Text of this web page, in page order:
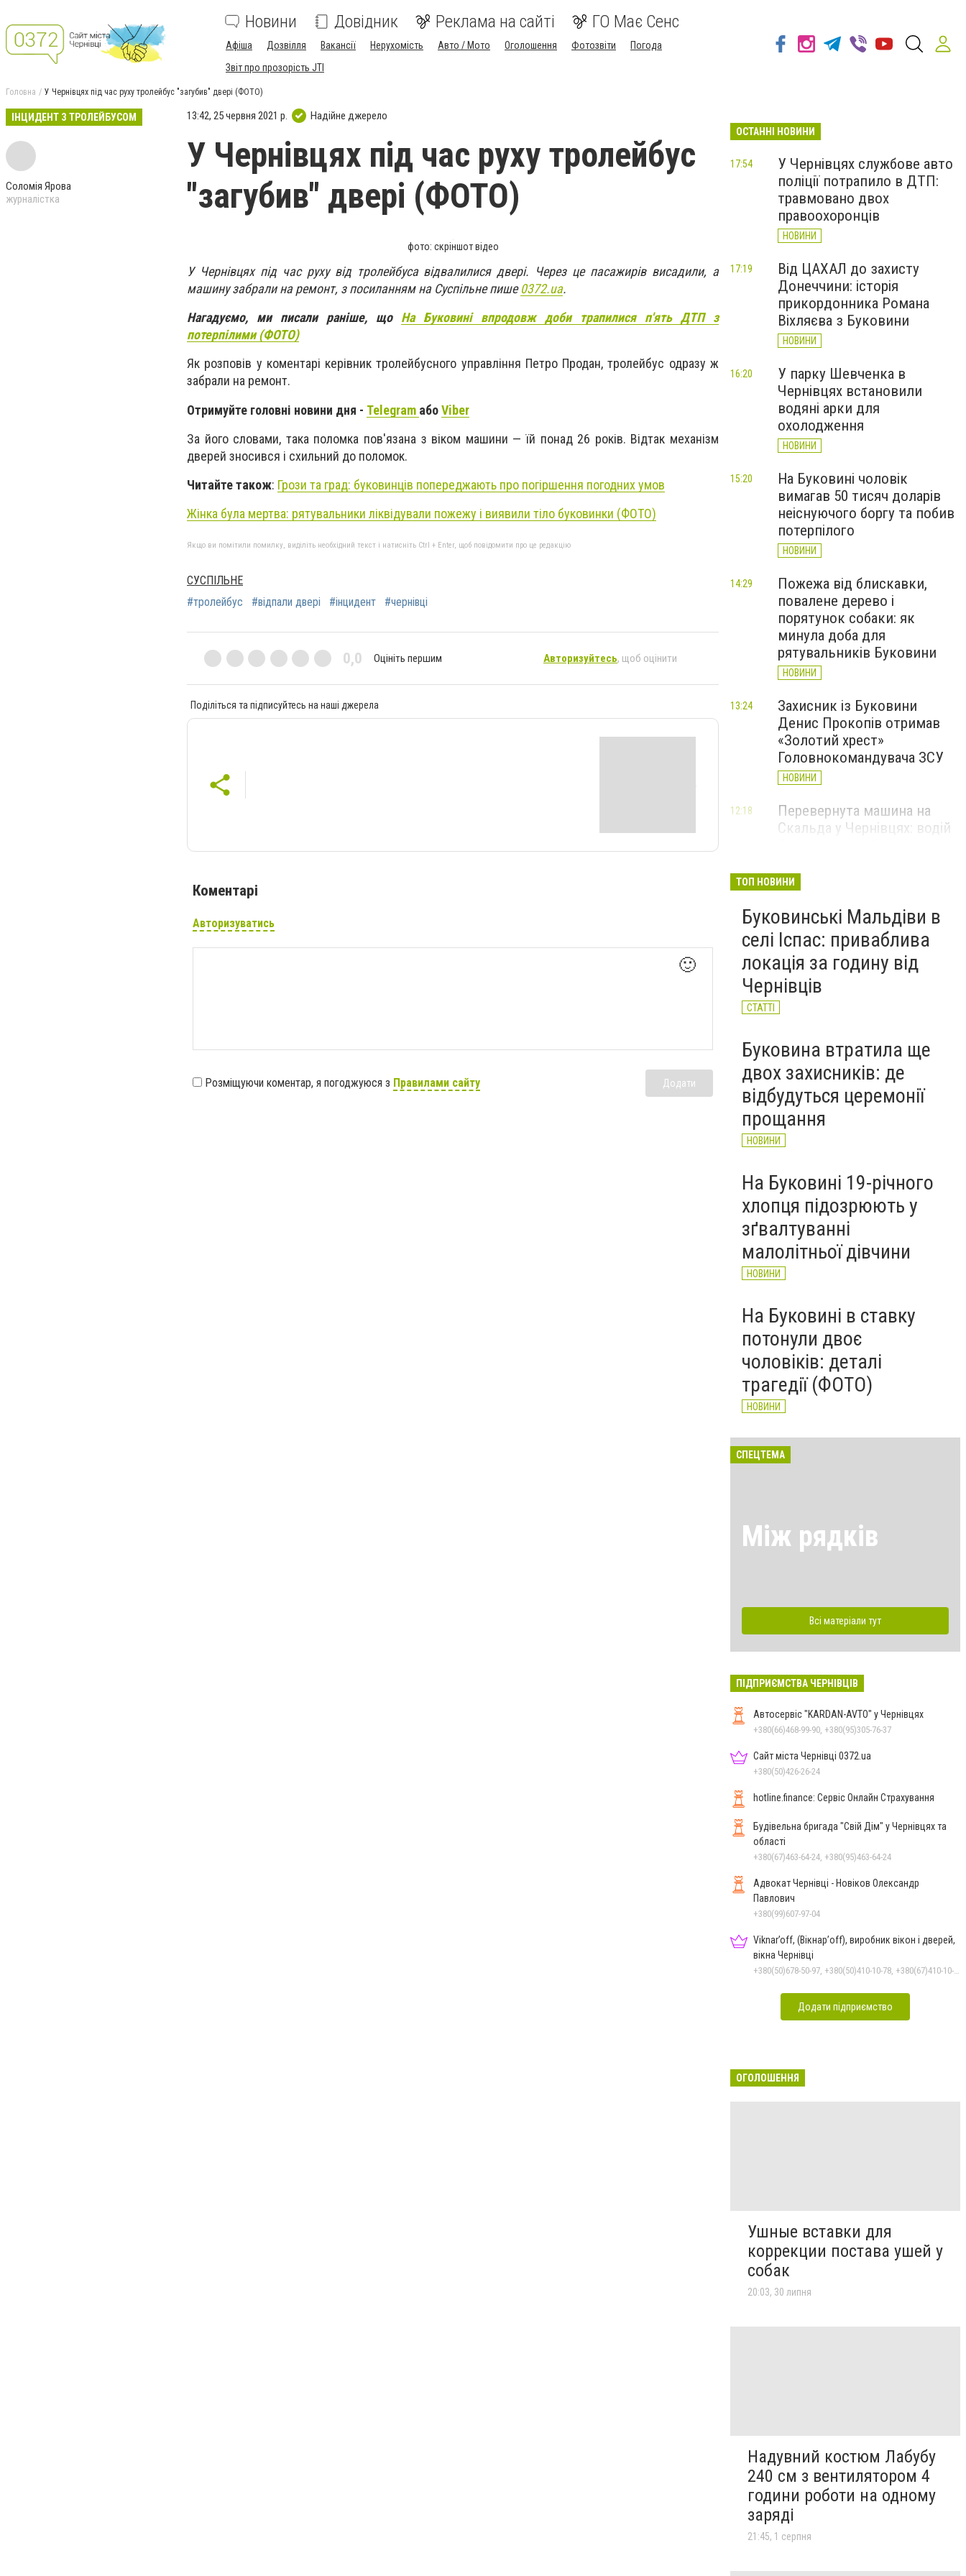
Новини Довідник Реклама на сайті ГО Має Сенс
Афіша Дозвілля Вакансії Нерухомість Авто / Мото Оголошення Фотозвіти
Погода
Звіт про прозорість JTI
Головна У Чернівцях під час руху тролейбус "загубив" двері (ФОТО)
ІНЦИДЕНТ З ТРОЛЕЙБУСОМ
Соломія Ярова
журналістка
13:42, 25 червня 2021 р. Надійне джерело
У Чернівцях під час руху тролейбус
"загубив" двері (ФОТО)
фото: скріншот відео
У Чернівцях під час руху від тролейбуса відвалилися двері. Через це пасажирів висадили, а
машину забрали на ремонт, з посиланням на Суспільне пише0372.ua.
Нагадуємо, ми писали раніше, що На Буковині впродовж доби трапилися п'ять ДТП з
потерпілими (ФОТО)
Як розповів у коментарі керівник тролейбусного управління Петро Продан, тролейбус одразу ж
забрали на ремонт.
Отримуйте головні новини дня - Telegram абоViber
За його словами, така поломка пов'язана з віком машини — їй понад 26 років. Відтак механізм
дверей зносився і схильний до поломок.
Читайте також: Грози та град: буковинців попереджають про погіршення погодних умов
Жінка була мертва: рятувальники ліквідували пожежу і виявили тіло буковинки (ФОТО)
Якщо ви помітили помилку, виділіть необхідний текст і натисніть Ctrl + Enter, щоб повідомити про це редакцію
СУСПІЛЬНЕ
#тролейбус
#відпали двері #інцидент #чернівці
0,0 Оцініть першим Авторизуйтесь, щоб оцінити
Поділіться та підписуйтесь на наші джерела
Коментарі
Авторизуватись
🙂
Розміщуючи коментар, я погоджуюся з Правилами сайту Додати
ОСТАННІ НОВИНИ
У Чернівцях службове авто
поліції потрапило в ДТП:
травмовано двох
правоохоронців
НОВИНИ
17:54
Від ЦАХАЛ до захисту
Донеччини: історія
прикордонника Романа
Віхляєва з Буковини
НОВИНИ
17:19
У парку Шевченка в
Чернівцях встановили
водяні арки для
охолодження
НОВИНИ
16:20
На Буковині чоловік
вимагав 50 тисяч доларів
неіснуючого боргу та побив
потерпілого
НОВИНИ
15:20
Пожежа від блискавки,
повалене дерево і
порятунок собаки: як
минула доба для
рятувальників Буковини
НОВИНИ
14:29
Захисник із Буковини
Денис Прокопів отримав
«Золотий хрест»
Головнокомандувача ЗСУ
НОВИНИ
13:24
Перевернута машина на
Скальда у Чернівцях: водій
12:18
зафіксували новий
історичний температурний
максимум
НОВИНИ
ТОП НОВИНИ
Буковинські Мальдіви в
селі Іспас: приваблива
локація за годину від
Чернівців
СТАТТІ
Буковина втратила ще
двох захисників: де
відбудуться церемонії
прощання
НОВИНИ
На Буковині 19-річного
хлопця підозрюють у
зґвалтуванні
малолітньої дівчини
НОВИНИ
На Буковині в ставку
потонули двоє
чоловіків: деталі
трагедії (ФОТО)
НОВИНИ
СПЕЦТЕМА
Між рядків
Всі матеріали тут
ПІДПРИЄМСТВА ЧЕРНІВЦІВ
Автосервіс "KARDAN-AVTO" у Чернівцях
+380(66)468-99-90, +380(95)305-76-37
Сайт міста Чернівці 0372.ua
+380(50)426-26-24
hotline.finance: Сервіс Онлайн Страхування
Будівельна бригада "Свій Дім" у Чернівцях та
області
+380(67)463-64-24, +380(95)463-64-24
Адвокат Чернівці - Новіков Олександр
Павлович
+380(99)607-97-04
Viknar’off, (Вікнар’off), виробник вікон і дверей,
вікна Чернівці
Додати підприємство
ОГОЛОШЕННЯ
Ушные вставки для
коррекции постава ушей у
собак
20:03, 30 липня
Надувний костюм Лабубу
240 см з вентилятором 4
години роботи на одному
заряді
21:45, 1 серпня